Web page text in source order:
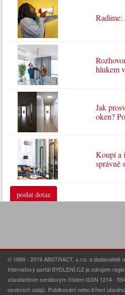
Radíme:
hlukem
Jak
oken?
Koupí a
správně
poslat dotaz
© 1999 - 2019 ABSTRACT, s.r.o. a dodavatelé
Internetový portál BYDLENÍ.CZ je zdrojem
standardním seriálovým číslem ISSN 1214 -
osobních údajů. Publikování nebo šíření